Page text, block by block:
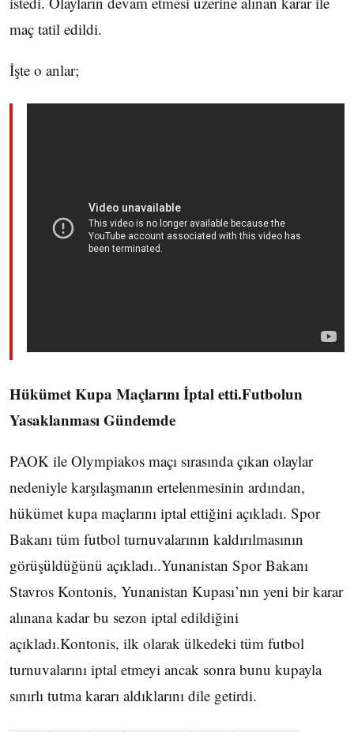
maç tatil edildi.
İşte o anlar;
Hükümet Kupa Maçlarını İptal etti.Futbolun
Yasaklanması Gündemde
PAOK ile Olympiakos maçı sırasında çıkan olaylar
nedeniyle karşılaşmanın ertelenmesinin ardından,
hükümet kupa maçlarını iptal ettiğini açıkladı. Spor
Bakanı tüm futbol turnuvalarının kaldırılmasının
görüşüldüğünü açıkladı..Yunanistan Spor Bakanı
Stavros Kontonis, Yunanistan Kupası’nın yeni bir karar
alınana kadar bu sezon iptal edildiğini
açıkladı.Kontonis, ilk olarak ülkedeki tüm futbol
turnuvalarını iptal etmeyi ancak sonra bunu kupayla
sınırlı tutma kararı aldıklarını dile getirdi.